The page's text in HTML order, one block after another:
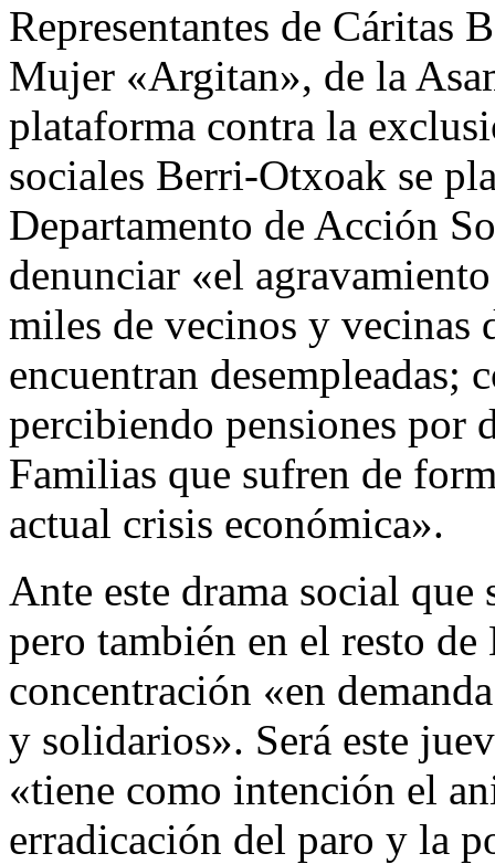
Representantes de Cáritas
Mujer «Argitan», de la
plataforma contra la
sociales Berri-Otxoak se
Departamento de Acción
denunciar «el
miles de vecinos y vecinas
encuentran desempleadas;
percibiendo pensiones por
Familias que sufren de
actual crisis económica».
Ante este drama social que
pero también en el resto
concentración «en
y solidarios». Será este
«tiene como intención el
erradicación del paro y la